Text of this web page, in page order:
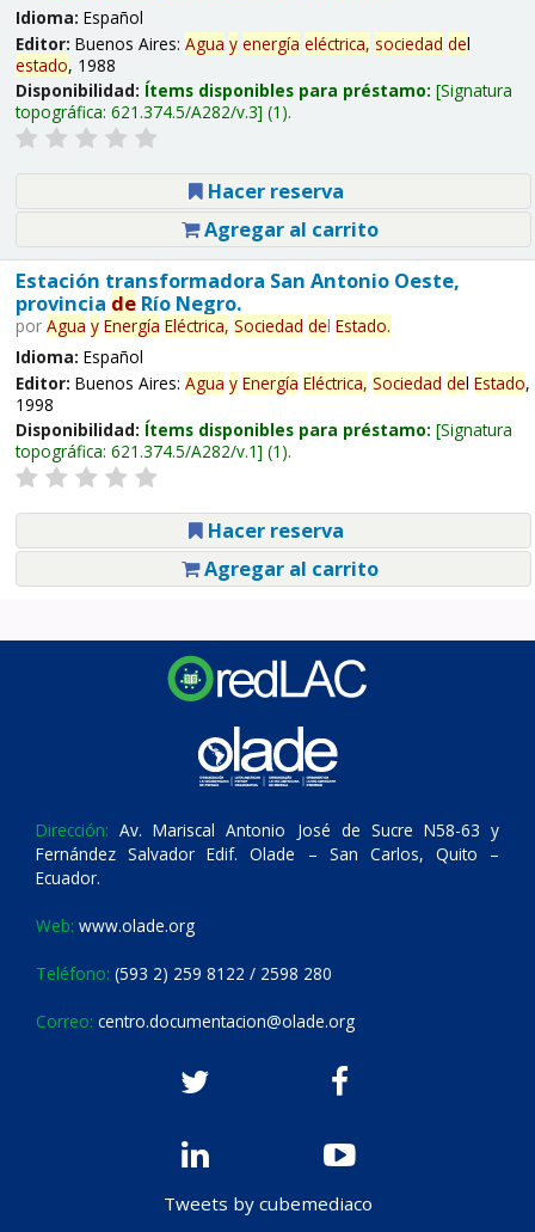
Idioma: Español
Editor: Buenos Aires: Agua y energía eléctrica, sociedad del
estado, 1988
Disponibilidad: Ítems disponibles para préstamo: Signatura
topográfica: 621.374.5/A282/v.3 (1).
Hacer reserva
Agregar al carrito
Estación transformadora San Antonio Oeste,
provincia deRío Negro.
por Agua y Energía Eléctrica, Sociedad del Estado.
Idioma: Español
Editor: Buenos Aires: Agua y Energía Eléctrica, Sociedad del Estado,
1998
Disponibilidad: Ítems disponibles para préstamo: Signatura
topográfica: 621.374.5/A282/v.1 (1).
Hacer reserva
Agregar al carrito
Dirección: Av. Mariscal Antonio José de Sucre N58-63 y
Fernández Salvador Edif. Olade – San Carlos, Quito –
Ecuador.
Web: www.olade.org
Teléfono: (593 2) 259 8122 / 2598 280
Correo: centro.documentacion@olade.org
Tweets by cubemediaco